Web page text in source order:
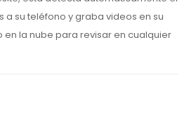
a su teléfono y graba videos en su
la nube para revisar en cualquier